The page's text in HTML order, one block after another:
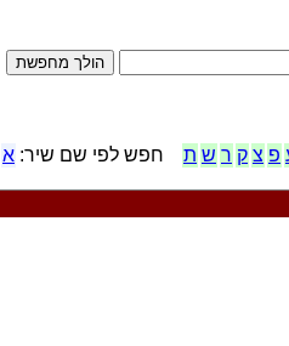
פ צ ק ר ש ת חפש לפי שם שיר: א